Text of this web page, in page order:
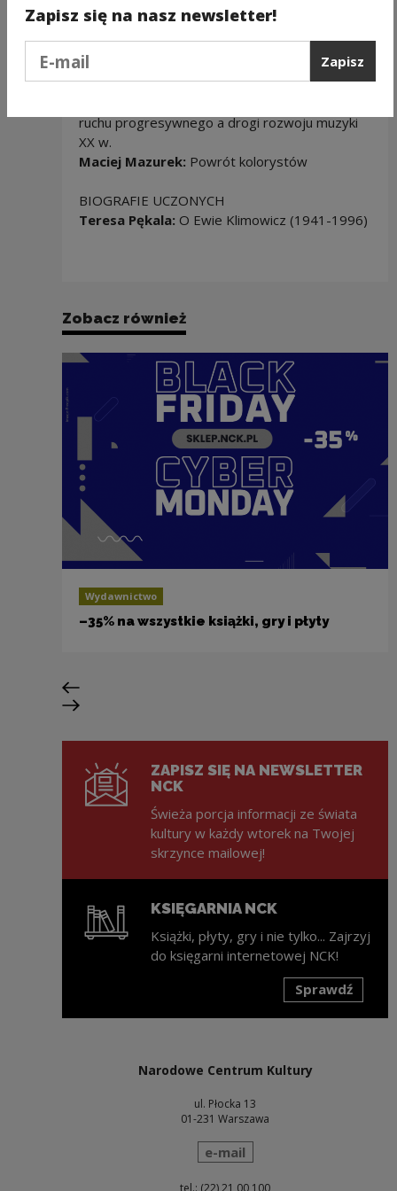
kultury u schyłku XX wieku
Teresa Kostyrko:Okoliczności i objawy
aktualnego zmierzchu sztuk pięknych
Maria Giemza-Żurawska:
SF - literatura
popularna
ruchu progresywnego a drogi rozwoju muzyki
XX w.
Maciej Mazurek: Powrót kolorystów
BIOGRAFIE UCZONYCH
Teresa Pękala: O Ewie Klimowicz (1941-1996)
Zobacz również
Wydawnictwo
–35% na wszystkie książki, gry i płyty
Poprzedni slajd
Następny slajd
ZAPISZ SIĘ NA NEWSLETTER
NCK
Świeża porcja informacji ze świata
kultury w każdy wtorek na Twojej
skrzynce mailowej!
KSIĘGARNIA NCK
Książki, płyty, gry i nie tylko... Zajrzyj
do księgarni internetowej NCK!
Sprawdź
Narodowe Centrum Kultury
ul. Płocka 13
01-231 Warszawa
wyślij wiadomość
e-mail
Zapisz się na nasz newsletter!
Zapisz